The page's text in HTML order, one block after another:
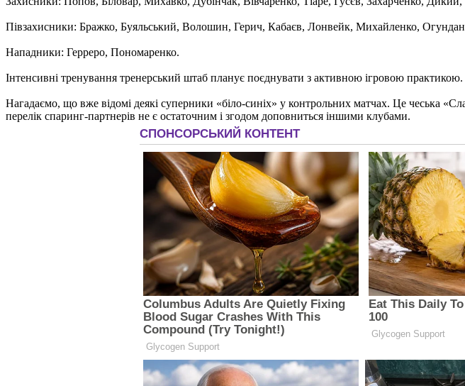
Півзахисники: Бражко, Буяльський, Волошин, Герич, Кабаєв, Лонвейк, Михайленко,
Нападники: Герреро, Пономаренко.
Інтенсивні тренування тренерський штаб планує поєднувати з активною ігровою
Нагадаємо, що вже відомі деякі суперники «біло-синіх» у контрольних матчах. Це чеська
перелік спаринг-партнерів не є остаточним і згодом доповниться іншими клубами.